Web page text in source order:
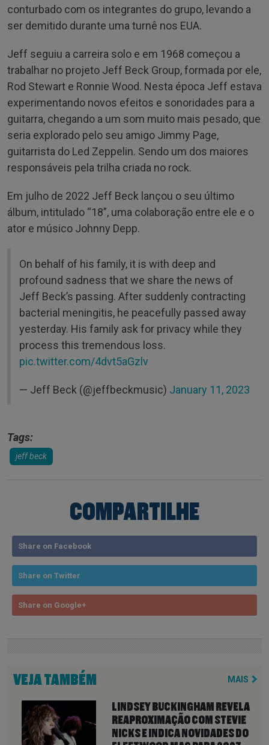
conturbado com os integrantes do grupo, levando a
ser demitido durante uma turnê nos EUA.
Jeff seguiu a carreira solo e em 1968 começou a
trabalhar no projeto Jeff Beck Group, formada por ele,
Rod Stewart e Ronnie Wood. Nesta época Jeff estava
experimentando novos efeitos e sonoridades para a
guitarra, chegando a um som muito mais pesado, que
seria explorado pelo seu amigo Jimmy Page,
guitarrista do Led Zeppelin. Sendo um dos maiores
responsáveis pela trilha criada no rock.
Em julho de 2022 Jeff Beck lançou o seu último
álbum, intitulado “18”, uma colaboração entre ele e o
ator e músico Johnny Depp.
On behalf of his family, it is with deep and
profound sadness that we share the news of
Jeff Beck’s passing. After suddenly contracting
bacterial meningitis, he peacefully passed away
yesterday. His family ask for privacy while they
process this tremendous loss.
pic.twitter.com/4dvt5aGzlv
— Jeff Beck (@jeffbeckmusic) January 11, 2023
Tags:
jeff beck
COMPARTILHE
Share on Facebook
Share on Twitter
Share on Google+
VEJA TAMBÉM MAIS
LINDSEY BUCKINGHAM REVELA
REAPROXIMAÇÃO COM STEVIE
NICKS E INDICA NOVIDADES DO